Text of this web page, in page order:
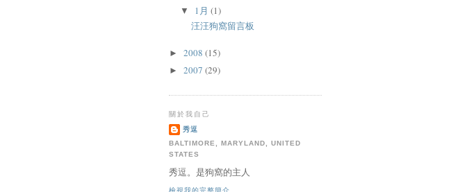
▼ 1月 (1)
汪汪狗窩留言板
► 2008 (15)
► 2007 (29)
關於我自己
秀逗
BALTIMORE, MARYLAND, UNITED
STATES
秀逗。是狗窩的主人
檢視我的完整簡介